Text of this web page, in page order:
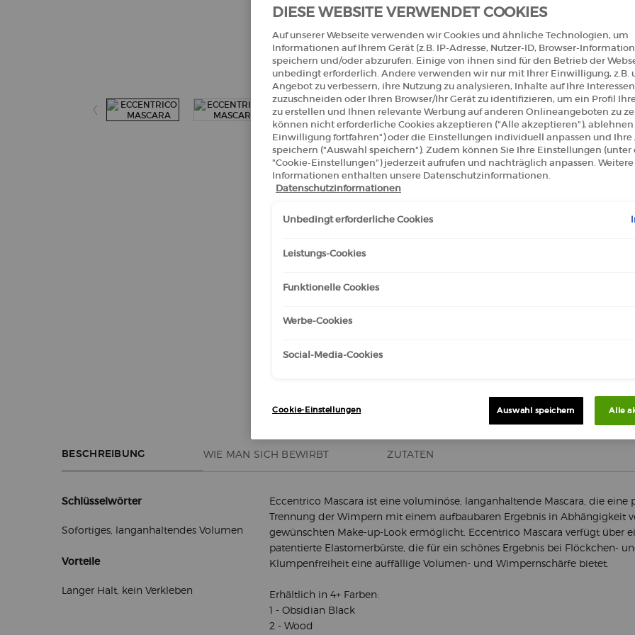
VIRTUAL TRY-ONECCENTRICO MASCARA
Selected
1, 1 of 1
−
Menge
BESCHREIBUNG WIE MAN SICH BEWIRBT ZUTATEN
Schlüsselwörter
Sofortiges, langanhaltendes Volumen
Vorteile
Langer Halt, kein Verkleben
Eccentrico Mascara ist eine voluminöse, langanhaltende Mascara, die eine
Trennung der Wimpern mit einem aufbaubaren Ergebnis in Abhängigkeit
gewünschten Make-up-Look ermöglicht. Eccentrico Mascara verfügt über
patentierte Elastomerbürste, die für ein schönes Ergebnis bei Flöckchen-
Klumpenfreiheit eine auffällige Volumen- und Wimpernschärfe bietet.
Erhältlich in 4+ Farben:
1 - Obsidian Black
2 - Wood
DIESE WEBSITE VERWENDET COOKIES
Auf unserer Webseite verwenden wir Cookies und ähnliche Technologien, um
Informationen auf Ihrem Gerät (z.B. IP-Adresse, Nutzer-ID, Browser-
speichern und/oder abzurufen. Einige von ihnen sind für den Betrieb der
unbedingt erforderlich. Andere verwenden wir nur mit Ihrer Einwilligung, z.B.
Angebot zu verbessern, ihre Nutzung zu analysieren, Inhalte auf Ihre Interessen
zuzuschneiden oder Ihren Browser/Ihr Gerät zu identifizieren, um ein Profil
zu erstellen und Ihnen relevante Werbung auf anderen Onlineangeboten zu
können nicht erforderliche Cookies akzeptieren ("Alle akzeptieren"), ablehnen
Einwilligung fortfahren") oder die Einstellungen individuell anpassen und Ihre
speichern ("Auswahl speichern"). Zudem können Sie Ihre Einstellungen (unter
"Cookie-Einstellungen") jederzeit aufrufen und nachträglich anpassen. Weitere
Informationen enthalten unsere Datenschutzinformationen.
Datenschutzinformationen
Unbedingt erforderliche Cookies
Leistungs-Cookies
Funktionelle Cookies
Werbe-Cookies
Social-Media-Cookies
Cookie-Einstellungen Auswahl speichern Alle